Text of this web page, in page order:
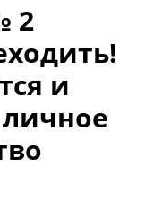
2
и